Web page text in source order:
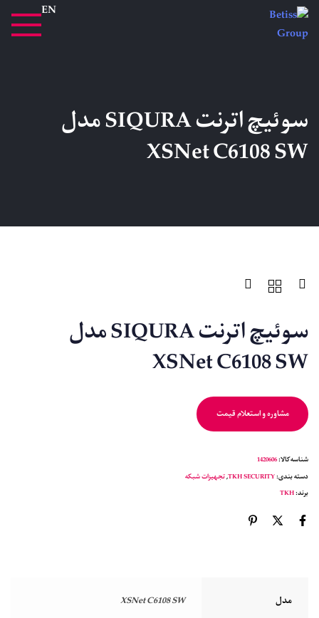
EN
سوئیچ اترنت SIQURA مدل
XSNet C6108 SW
سوئیچ اترنت SIQURA مدل
XSNet C6108 SW
مشاوره و استعلام قیمت
شناسه کالا:1420606
دسته بندی:TKH SECURITY
,تجهیزات شبکه
برند:TKH
مدل XSNet C6108 SW